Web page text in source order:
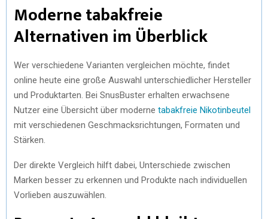
Moderne tabakfreie
Alternativen im Überblick
Wer verschiedene Varianten vergleichen möchte, findet
online heute eine große Auswahl unterschiedlicher Hersteller
und Produktarten. Bei SnusBuster erhalten erwachsene
Nutzer eine Übersicht über moderne tabakfreie Nikotinbeutel
mit verschiedenen Geschmacksrichtungen, Formaten und
Stärken.
Der direkte Vergleich hilft dabei, Unterschiede zwischen
Marken besser zu erkennen und Produkte nach individuellen
Vorlieben auszuwählen.